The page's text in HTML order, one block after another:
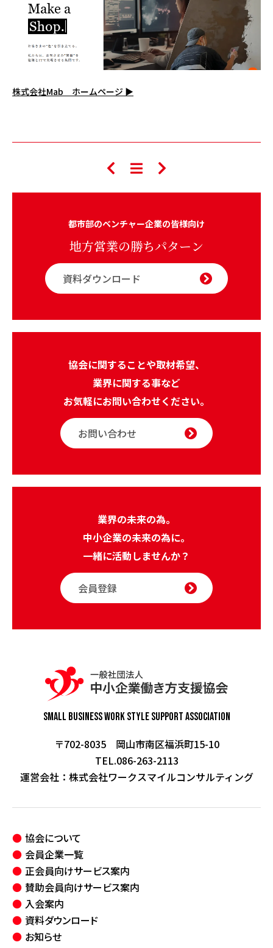
株式会社Mab ホームページ ▶
都市部のベンチャー企業の皆様向け
地方営業の勝ちパターン
資料ダウンロード
協会に関することや取材希望、
業界に関する事など
お気軽にお問い合わせください。
お問い合わせ
業界の未来の為。
中小企業の未来の為に。
一緒に活動しませんか？
会員登録
Small Business Work StyleSupport Association
〒702-8035 岡山市南区福浜町15-10
TEL.086-263-2113
運営会社： 株式会社ワークスマイルコンサルティング
協会について
会員企業一覧
正会員向けサービス案内
賛助会員向けサービス案内
入会案内
資料ダウンロード
お知らせ